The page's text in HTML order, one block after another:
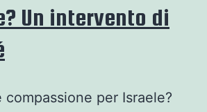
Un intervento di
compassione per Israele?